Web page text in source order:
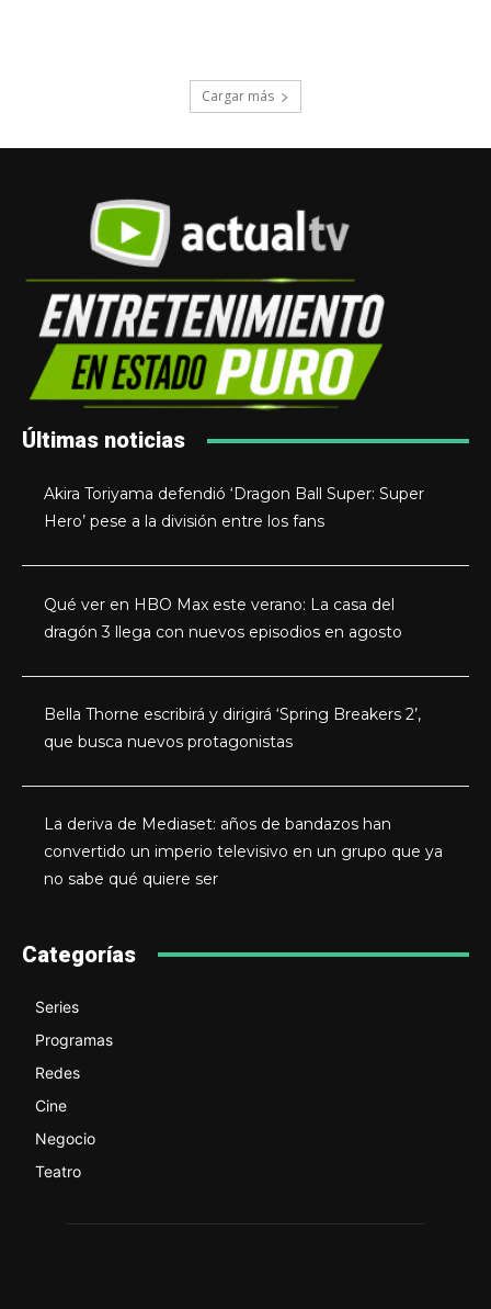
Cargar más
Últimas noticias
Akira Toriyama defendió ‘Dragon Ball Super: Super
Hero’ pese a la división entre los fans
Qué ver en HBO Max este verano: La casa del
dragón 3 llega con nuevos episodios en agosto
Bella Thorne escribirá y dirigirá ‘Spring Breakers 2’,
que busca nuevos protagonistas
La deriva de Mediaset: años de bandazos han
convertido un imperio televisivo en un grupo que ya
no sabe qué quiere ser
Categorías
Series
Programas
Redes
Cine
Negocio
Teatro